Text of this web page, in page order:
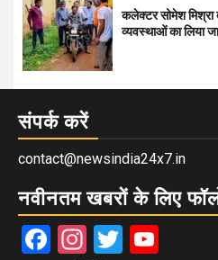
कलेक्टर सोमेश
व्यवस्थाओं का लिया
संपर्क करें
contact@newsindia24x7.in
नवीनतम खबरों के लिए
Facebook
Instagram
Twitter